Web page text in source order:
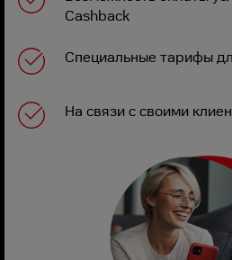
Cashback
Специальные тарифы
На связи с своими